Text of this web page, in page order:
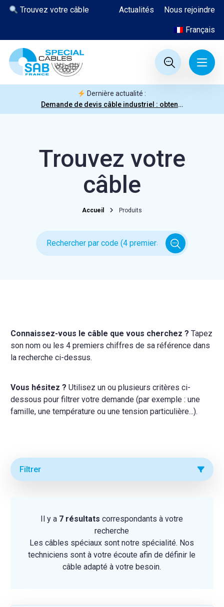
Nous rejoindre
Actualités
Trouvez votre câble
Français
Dernière actualité :
Demande de devis câble industriel : obtenez votre prix en quelques clics
Trouvez votre
câble
Accueil Produits
Connaissez-vous le câble que vous cherchez ? Tapez
son nom ou les 4 premiers chiffres de sa référence dans
la recherche ci-dessus.
Vous hésitez ? Utilisez un ou plusieurs critères ci-
dessous pour filtrer votre demande (par exemple : une
famille, une température ou une tension particulière...).
Filtrer
Il y a 7 résultatscorrespondants à votre
recherche
Les câbles spéciaux sont notre spécialité. Nos
techniciens sont à votre écoute afin de définir le
câble adapté à votre besoin.